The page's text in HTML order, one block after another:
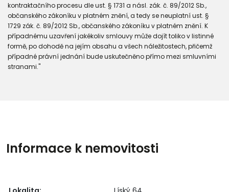
kontraktačního procesu dle ust. § 1731 a násl. zák. č. 89/2012 Sb.,
občanského zákoníku v platném znění, a tedy se neuplatní ust. §
1729 zák. č. 89/2012 Sb., občanského zákoníku v platném znění. K
případnému uzavření jakékoliv smlouvy může dojít toliko v listinné
formě, po dohodě na jejím obsahu a všech náležitostech, přičemž
případné právní jednání bude uskutečněno přímo mezi smluvními
stranami."
Informace k nemovitosti